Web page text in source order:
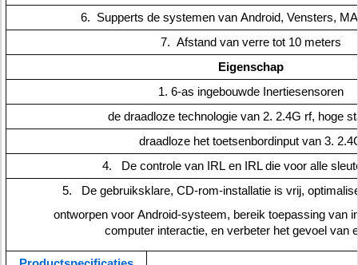
6. Supperts de systemen van Android, Vensters,
7. Afstand van verre tot 10 meters
Eigenschap
1. 6-as ingebouwde Inertiesensoren
de draadloze technologie van 2. 2.4G rf, hoge
draadloze het toetsenbordinput van 3.
4. De controle van IRL en IRL die voor alle
5. De gebruiksklare, CD-rom-installatie is vrij,
ontworpen voor Android-systeem, bereik toepassing van
computer interactie, en verbeter het gevoel van